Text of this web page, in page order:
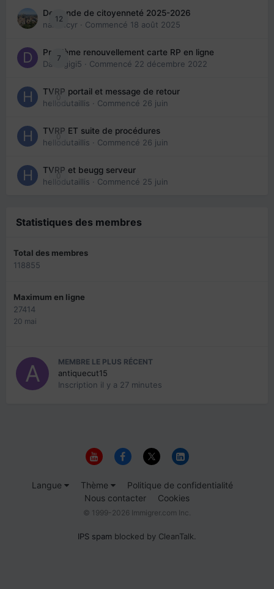
12
Demande de citoyenneté 2025-2026
nanancyr · Commencé 18 août 2025
7
Problème renouvellement carte RP en ligne
Davidgigi5 · Commencé 22 décembre 2022
0
TVRP portail et message de retour
hellodutaillis · Commencé 26 juin
0
TVRP ET suite de procédures
hellodutaillis · Commencé 26 juin
0
TVRP et beugg serveur
hellodutaillis · Commencé 25 juin
Statistiques des membres
Total des membres
118855
Maximum en ligne
27414
20 mai
MEMBRE LE PLUS RÉCENT
antiquecut15
Inscription il y a 27 minutes
Langue Thème
Politique de confidentialité
Nous contacter
Cookies
© 1999-2026 Immigrer.com Inc.
IPS spam blocked by CleanTalk.